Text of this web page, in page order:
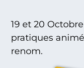
19 et 20
pratiques
renom.